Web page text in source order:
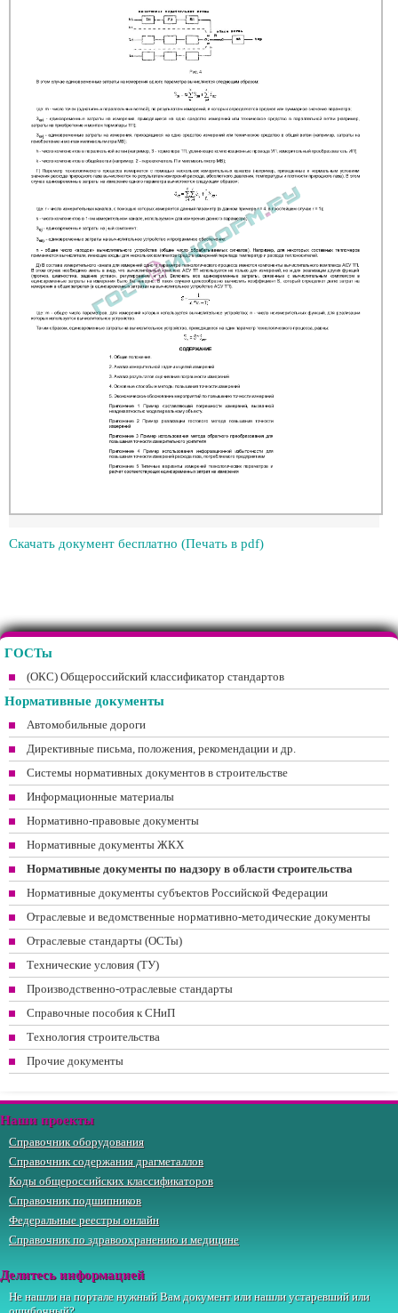
Скачать документ бесплатно (Печать в pdf)
ГОСТы
(ОКС) Общероссийский классификатор стандартов
Нормативные документы
Автомобильные дороги
Директивные письма, положения, рекомендации и др.
Системы нормативных документов в строительстве
Информационные материалы
Нормативно-правовые документы
Нормативные документы ЖКХ
Нормативные документы по надзору в области строительства
Нормативные документы субъектов Российской Федерации
Отраслевые и ведомственные нормативно-методические документы
Отраслевые стандарты (ОСТы)
Технические условия (ТУ)
Производственно-отраслевые стандарты
Справочные пособия к СНиП
Технология строительства
Прочие документы
Наши проекты
Справочник оборудования
Справочник содержания драгметаллов
Коды общероссийских классификаторов
Справочник подшипников
Федеральные реестры онлайн
Справочник по здравоохранению и медицине
Делитесь информацией
Не нашли на портале нужный Вам документ или нашли устаревший или
ошибочный?